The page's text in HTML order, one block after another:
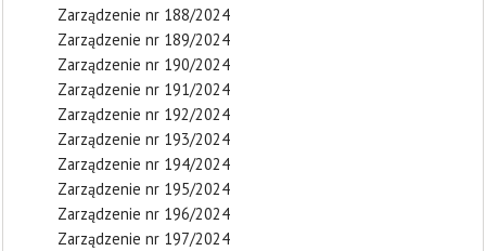
Zarządzenie nr 188/2024
Zarządzenie nr 189/2024
Zarządzenie nr 190/2024
Zarządzenie nr 191/2024
Zarządzenie nr 192/2024
Zarządzenie nr 193/2024
Zarządzenie nr 194/2024
Zarządzenie nr 195/2024
Zarządzenie nr 196/2024
Zarządzenie nr 197/2024